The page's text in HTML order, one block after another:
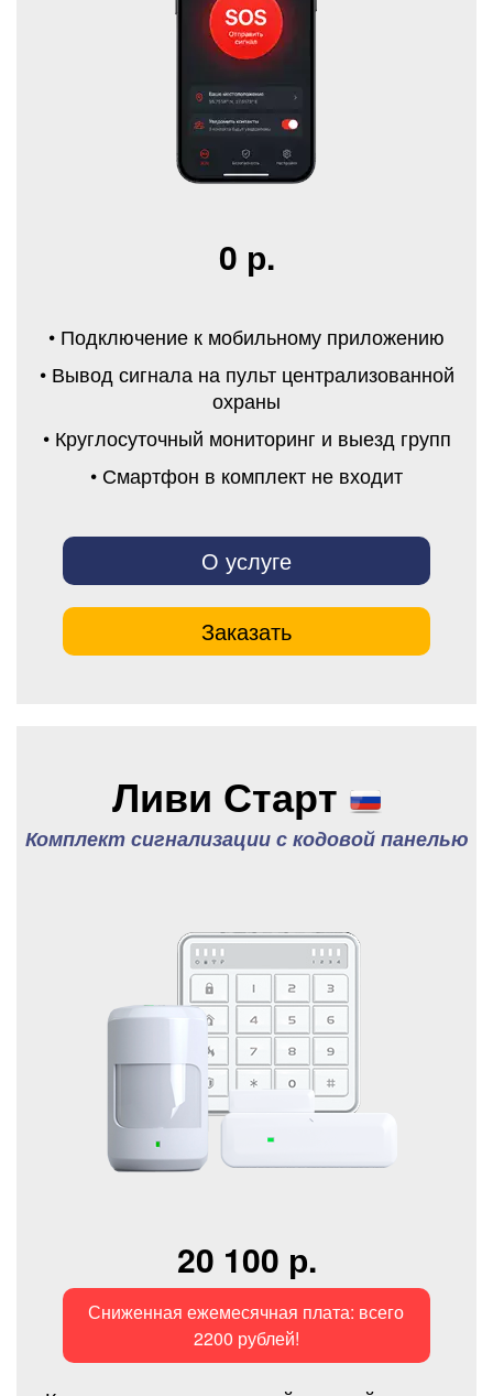
0 р.
• Подключение к мобильному приложению
• Вывод сигнала на пульт централизованной
охраны
• Круглосуточный мониторинг и выезд групп
• Смартфон в комплект не входит
О услуге
Заказать
Ливи Старт
Комплект сигнализации с кодовой панелью
20 100 р.
Сниженная ежемесячная плата: всего
2200 рублей!